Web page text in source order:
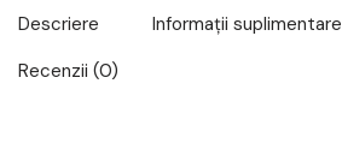
Descriere
Informații suplimentare
Recenzii (0)